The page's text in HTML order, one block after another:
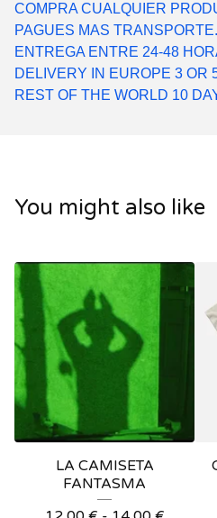
COMPRA CUALQUIER
PAGUES MAS TRANSPORTE.
ENTREGA ENTRE 24-48
DELIVERY IN EUROPE 3 OR
REST OF THE WORLD 10
You might also like
LA CAMISETA
FANTASMA